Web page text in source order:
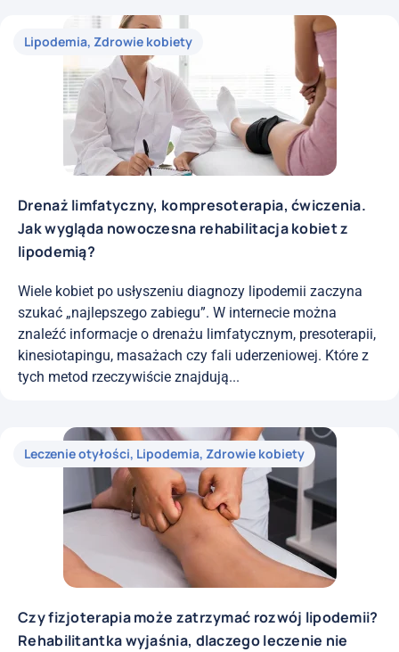
Lipodemia, Zdrowie kobiety
Drenaż limfatyczny, kompresoterapia, ćwiczenia.
Jak wygląda nowoczesna rehabilitacja kobiet z
lipodemią?
Wiele kobiet po usłyszeniu diagnozy lipodemii zaczyna
szukać „najlepszego zabiegu”. W internecie można
znaleźć informacje o drenażu limfatycznym, presoterapii,
kinesiotapingu, masażach czy fali uderzeniowej. Które z
tych metod rzeczywiście znajdują...
Leczenie otyłości, Lipodemia, Zdrowie kobiety
Czy fizjoterapia może zatrzymać rozwój lipodemii?
Rehabilitantka wyjaśnia, dlaczego leczenie nie